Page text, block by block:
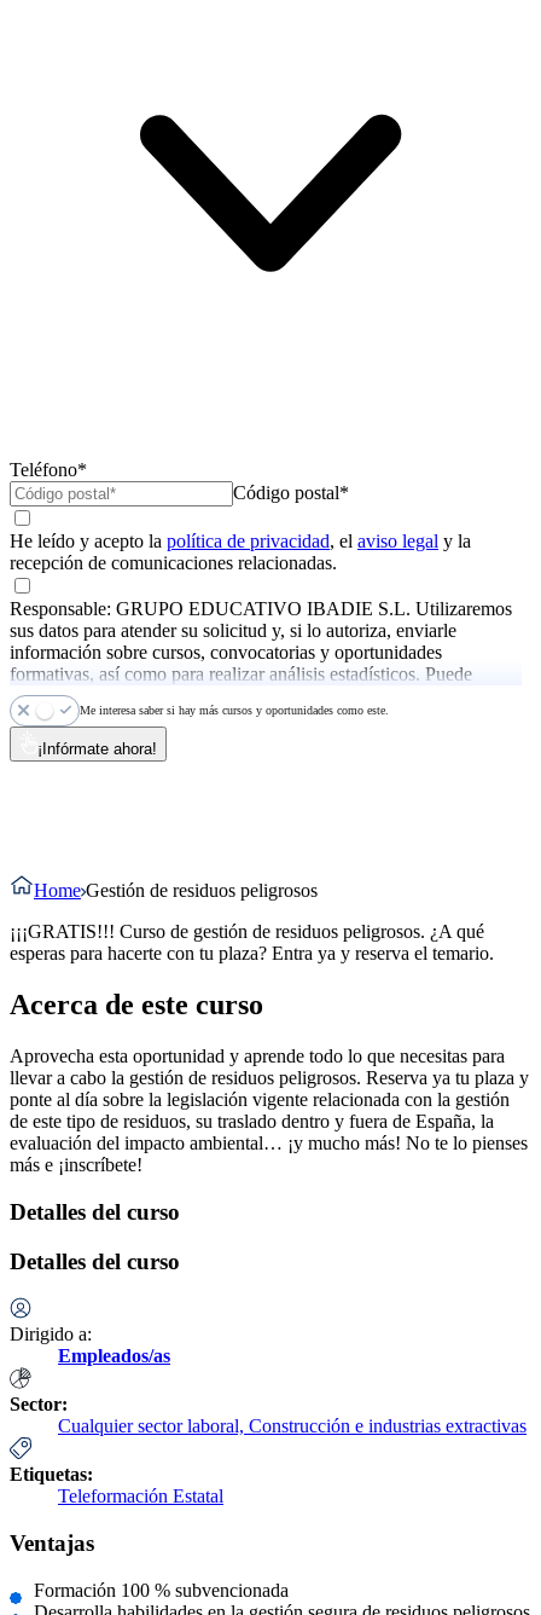
Teléfono*
Código postal*
He leído y acepto la política de privacidad, el aviso legal y la
recepción de comunicaciones relacionadas.
Responsable: GRUPO EDUCATIVO IBADIE S.L. Utilizaremos
sus datos para atender su solicitud y, si lo autoriza, enviarle
información sobre cursos, convocatorias y oportunidades
formativas, así como para realizar análisis estadísticos. Puede
ejercer sus derechos y consultar más información en la
privacidad.
Me interesa saber si hay más cursos y oportunidades como este.
¡Infórmate ahora!
Home Gestión de residuos peligrosos
¡¡¡GRATIS!!! Curso de gestión de residuos peligrosos. ¿A qué
esperas para hacerte con tu plaza? Entra ya y reserva el temario.
Acerca de este curso
Aprovecha esta oportunidad y aprende todo lo que necesitas para
llevar a cabo la gestión de residuos peligrosos. Reserva ya tu plaza y
ponte al día sobre la legislación vigente relacionada con la gestión
de este tipo de residuos, su traslado dentro y fuera de España, la
evaluación del impacto ambiental… ¡y mucho más! No te lo pienses
más e ¡inscríbete!
Detalles del curso
Detalles del curso
Dirigido a:
Empleados/as
Sector:
Cualquier sector laboral, Construcción e industrias extractivas
Etiquetas:
Teleformación Estatal
Ventajas
Formación 100 % subvencionada